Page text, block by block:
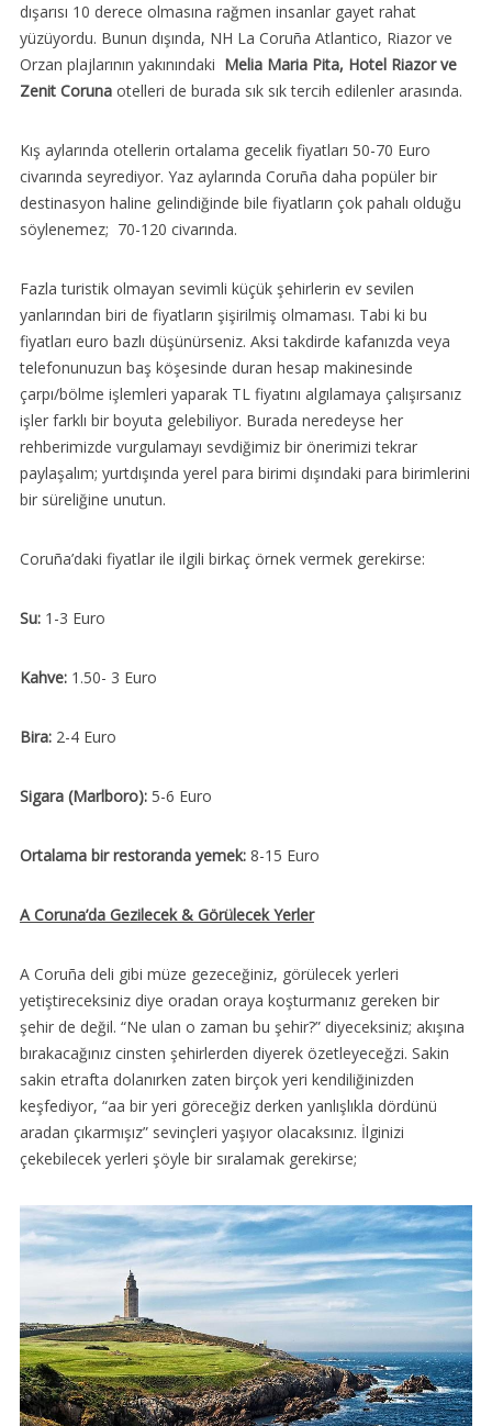
dışarısı 10 derece olmasına rağmen insanlar gayet rahat
yüzüyordu. Bunun dışında, NH La Coruña Atlantico, Riazor ve
Orzan plajlarının yakınındaki Melia Maria Pita, Hotel Riazor ve
Zenit Corunaotelleri de burada sık sık tercih edilenler arasında.
Kış aylarında otellerin ortalama gecelik fiyatları 50-70 Euro
civarında seyrediyor. Yaz aylarında Coruña daha popüler bir
destinasyon haline gelindiğinde bile fiyatların çok pahalı olduğu
söylenemez; 70-120 civarında.
Fazla turistik olmayan sevimli küçük şehirlerin ev sevilen
yanlarından biri de fiyatların şişirilmiş olmaması. Tabi ki bu
fiyatları euro bazlı düşünürseniz. Aksi takdirde kafanızda veya
telefonunuzun baş köşesinde duran hesap makinesinde
çarpı/bölme işlemleri yaparak TL fiyatını algılamaya çalışırsanız
işler farklı bir boyuta gelebiliyor. Burada neredeyse her
rehberimizde vurgulamayı sevdiğimiz bir önerimizi tekrar
paylaşalım; yurtdışında yerel para birimi dışındaki para birimlerini
bir süreliğine unutun.
Coruña’daki fiyatlar ile ilgili birkaç örnek vermek gerekirse:
Su:1-3 Euro
Kahve: 1.50- 3 Euro
Bira:2-4 Euro
Sigara (Marlboro): 5-6 Euro
Ortalama bir restoranda yemek: 8-15 Euro
A Coruna’da Gezilecek & Görülecek Yerler
A Coruña deli gibi müze gezeceğiniz, görülecek yerleri
yetiştireceksiniz diye oradan oraya koşturmanız gereken bir
şehir de değil. “Ne ulan o zaman bu şehir?” diyeceksiniz; akışına
bırakacağınız cinsten şehirlerden diyerek özetleyeceğzi. Sakin
sakin etrafta dolanırken zaten birçok yeri kendiliğinizden
keşfediyor, “aa bir yeri göreceğiz derken yanlışlıkla dördünü
aradan çıkarmışız” sevinçleri yaşıyor olacaksınız. İlginizi
çekebilecek yerleri şöyle bir sıralamak gerekirse;